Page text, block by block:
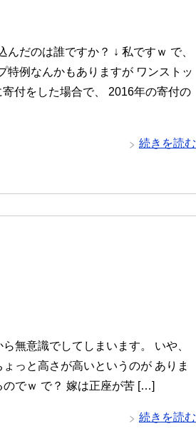
だのは誰ですか？ ↓ 私ですｗ で、
特例なんかもありますが ワンストッ
付をした場合で、 2016年の寄付の
続きを読む
無意識でしてしまいます。 いや、
っと高さが高いというのが ありま
のでｗ で？ 嫁は正座が苦 […]
続きを読む